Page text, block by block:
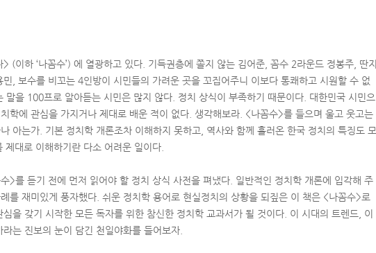
(이하 ‘나꼼수’) 에 열광하고 있다. 기득권층에 쫄지 않는 김어준, 꼼수 2라운드 정봉주, 딴지
, 보수를 비꼬는 4인방이 시민들의 가려운 곳을 꼬집어주니 이보다 통쾌하고 시원할 수 없
말을 100프로 알아듣는 시민은 많지 않다. 정치 상식이 부족하기 때문이다. 대한민국 시민으
학에 관심을 가지거나 제대로 배운 적이 없다. 생각해보라. <나꼼수>를 들으며 울고 웃고는
아는가. 기본 정치학 개론조차 이해하지 못하고, 역사와 함께 흘러온 한국 정치의 특징도 모
대로 이해하기란 다소 어려운 일이다.
>를 듣기 전에 먼저 읽어야 할 정치 상식 사전을 펴냈다. 일반적인 정치학 개론에 입각해 주
를 재미있게 풍자했다. 쉬운 정치학 용어로 현실정치의 상황을 되짚은 이 책은 <나꼼수>로
을 갖기 시작한 모든 독자를 위한 참신한 정치학 교과서가 될 것이다. 이 시대의 트렌드, 이
는 진보의 눈이 담긴 천일야화를 들어보자.